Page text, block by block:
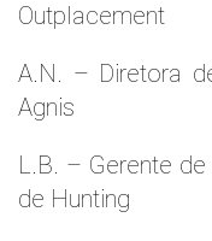
Outplacement
A.N. – Diretora
Agnis
L.B. – Gerente
de Hunting